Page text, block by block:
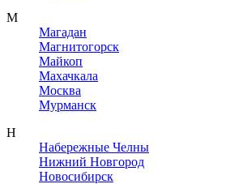
М
Магадан
Магнитогорск
Майкоп
Махачкала
Москва
Мурманск
Н
Набережные Челны
Нижний Новгород
Новосибирск